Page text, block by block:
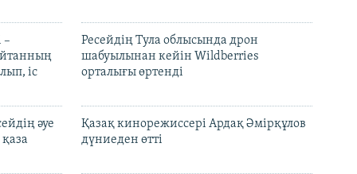
–
іс
Ресейдің Тула облысында дрон
шабуылынан кейін Wildberries
орталығы өртенді
әуе
Қазақ кинорежиссері Ардақ Әмірқұлов
дүниеден өтті